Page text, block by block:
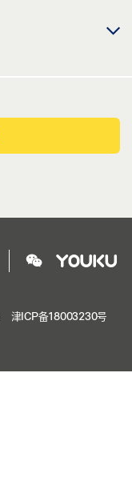
津ICP备18003230号